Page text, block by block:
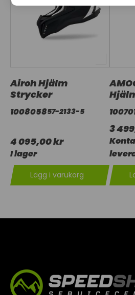
Airoh Hjälm
Strycker
100805857-2133-5
4 095,00 kr
I lager
Lägg i varukorg
3